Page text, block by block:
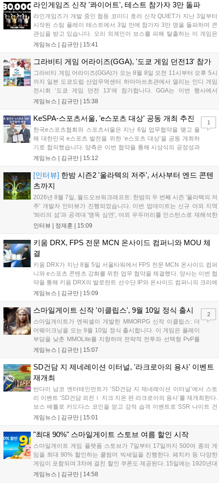
이다. 회사는 비용 효율화와 신작 흥행을 통해 하반기 실적 턴어라운드
를 이끌 방침이다....
라인게임즈 신작 '콰이어트', 테스트 참가자 3만 돌파
라인게임즈가 개발 중인 협동 코미디 호러 신작 QUIET가 지난 3일부터
시작된 스팀 플레이 테스트에서 3일 만에 참가자 3만 명을 돌파하며 큰
관심을 받고 있습니다. 오리 외계인이 보스를 피해 탈출하는 이 게임은
최대 4인 협동을 지원하며, 소음 관리와 물리 법칙을 활용한 전략적 플레
을 개선 중이며, 상세 정보는 스팀 페이지에서 확인 가능합니다....
게임뉴스 | 김규만 15:41
그라비티 게임 어라이즈(GGA), '도쿄 게임 던전13' 참가
그라비티 게임 어라이즈(GGA)가 오는 8월 8일 오전 11시부터 오후 5시
까지 일본 도쿄도립 산업무역센터 하마마쓰초관에서 열리는 인디 게임
전시회 ‘도쿄 게임 던전 13’에 참가합니다. GGA는 이번 행사에서
‘JALECO ARCADE COLLECTION’ 시리즈의 미공개 작품 12종을 최초
입니다. 시연 참여 관람객에게는 선착순으로 특별 굿즈를 증정하며, 인
디 게임 생태계 활성화와 신규 타이틀 반응 확인을 목표로 합니다....
게임뉴스 | 김규만 15:38
KeSPA-스포츠서울, 'e스포츠 대상' 공동 개최 추진
한국e스포츠협회와 스포츠서울은 지난 6일 업무협약을 맺고 올
해 대한민국 e스포츠 발전을 위한 ‘e스포츠 대상’을 공동 개최하
기로 합의했습니다. 양측은 이번 협약을 통해 시상식의 공정성과
전문성을 강화하고 MZ세대를 겨냥한 미디어 영향력을 확대해 e
김영만 회장은 10년 만에 재추진되는 이번 시상식이 e스포츠의
성과와 가치를 널리 알리는 권위 있는 행사가 되도록 노력하겠다
고 밝혔습니다....
게임뉴스 | 김규만 15:12
1
[인터뷰] 한밤 시즌2 '울라텍의 저주', 서사부터 엔드 콘텐
츠까지
2026년 8월 7일, 월드오브워크래프트: 한밤의 두 번째 시즌 '울라텍의 저
주' 개발자 인터뷰가 진행되었습니다. 이번 업데이트는 신규 야외 지역
'똬리의 섬'과 공격대 '맹독 심연', 야외 우두머리를 인스턴스로 재해석한
'소굴'을 포함합니다. 개발진은 하우징 시스템 개선 및 신화+ 던전 로테이
를 표했습니다....
인터뷰 | 정재훈 15:09
키움 DRX, FPS 전문 MCN 온사이드 컴퍼니와 MOU 체
결
키움 DRX가 지난 8월 5일 서울타워에서 FPS 전문 MCN 온사이드 컴퍼
니와 e스포츠 콘텐츠 강화를 위한 업무 협약을 체결했다. 양사는 이번 협
약을 통해 키움 DRX의 발로란트 선수단 IP와 온사이드 컴퍼니의 크리에
이터 네트워크를 결합하여 정규 및 특별 콘텐츠를 공동 기획한다. 또한
오프라인 연계 프로그램을 순차적으로 선보이며 e스포츠 생태계 확장에
나설 계획이다....
게임뉴스 | 김규만 15:09
스마일게이트 신작 '이클립스', 9월 10일 정식 출시
스마일게이트가 엔픽셀이 개발한 MMORPG 신작 이클립스: 더
어웨이크닝을 오는 9월 10일 정식 출시합니다. 이 게임은 플레이
부담을 낮춘 MMOLite를 지향하며 전략적 전투와 선택형 PvP를
특징으로 합니다. 현재 공식 홈페이지와 앱 마켓에서 사전등록을
니다. 또한 카카오톡 채널 추가 시 주차별 스페셜 쿠폰과 한정 스
킨, 경품 이벤트 등 풍성한 혜택을 마련해 이용자들의 기대를 모
으고 있습니다....
게임뉴스 | 김규만 15:07
2
SD건담 지 제네레이션 이터널, '라크로아의 용사' 이벤트
재개최
반다이 남코 엔터테인먼트가 ‘SD건담 지 제네레이션 이터널’에서 스토
리 이벤트 ‘SD건담 외전Ⅰ 지크 지온 편 라크로아의 용사’를 재개최한다.
보스 배틀로 카드다스 코인을 얻고 강적 습격 이벤트로 SSR 나이트 건
담을 획득할 수 있다. 로그인 보너스로 최대 다이아 3,000개를 지급하며,
원 증정한다. 또한 9월 30일까지 공식 유튜브에서 특별 프로그램을 시청
할 수 있다....
게임뉴스 | 김규만 15:01
"최대 90%" 스마일게이트 스토브 여름 할인 시작
스마일게이트 게임 플랫폼 스토브가 7일부터 17일까지 500여 종의 게
임을 최대 90% 할인하는 쿨썸머 빅세일을 진행한다. 페치카 등 다양한
게임이 포함되며 3차에 걸친 할인 쿠폰도 제공된다. 15일에는 1920년대
경성 배경의 신작 그날의 신문이 출시되며, 15일부터 17일까지는 국내
게임뉴스 | 김규만 14:58